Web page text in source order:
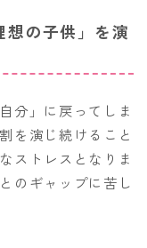
の子供」を演
分」に戻ってしま
を演じ続けること
ストレスとなりま
のギャップに苦し